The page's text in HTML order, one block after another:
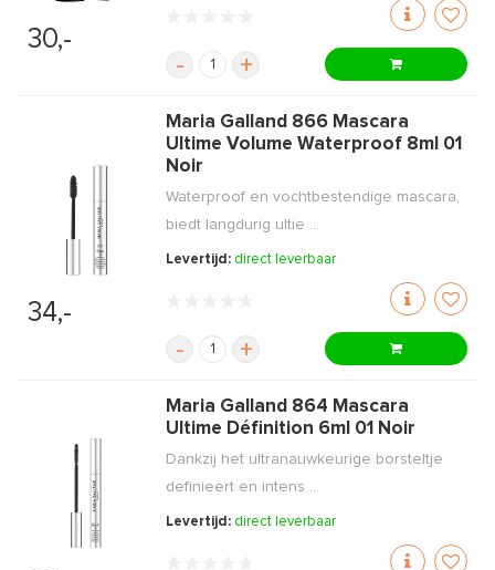
30,-
- +
34,-
Maria Galland 866 Mascara
Ultime Volume Waterproof 8ml 01
Noir
Waterproof en vochtbestendige mascara,
biedt langdurig ultie ...
Levertijd: direct leverbaar
- +
Maria Galland 864 Mascara
Ultime Définition 6ml 01 Noir
Dankzij het ultranauwkeurige borsteltje
definieert en intens ...
Levertijd: direct leverbaar